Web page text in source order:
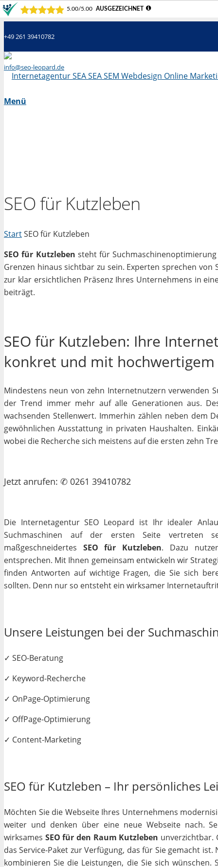
+49 261 39410782
info@seo-leopard.de
Menü
SEO für Kutzleben
StartSEO für Kutzleben
SEO für Kutzleben steht für
Grenzen hinaus sichtbar zu sein. Experten sprechen von
zur klar ersichtlichen Präsenz Ihres Unternehmens in
beiträgt.
SEO für Kutzleben: Ihre
konkret und mit
Mindestens neun von zehn Internetnutzern verwenden
der Trend immer mehr auf alle Generationen aus.
wachsenden Stellenwert. Immerhin zählen neben dem
gewöhnlichen Ausstattung in privaten Haushalten.
wobei die Recherche sich meistens auf die ersten zehn
Jetzt anrufen: ✆ 0261 39410782
Die Internetagentur SEO Leopard ist Ihr idealer
Suchmaschinen auf der ersten Seite vertreten
maßgeschneidertes SEO für Kutzleben. Dazu
entsprechen. Mit Ihnen gemeinsam entwickeln wir
finden Antworten auf wichtige Fragen, die Sie sich
sollten. Denn nur so entsteht ein wirksamer
Unsere Leistungen bei der
✓ SEO-Beratung
✓ Keyword-Recherche
✓ OnPage-Optimierung
✓ OffPage-Optimierung
✓ Content-Marketing
SEO für Kutzleben – Ihr persönliches
Möchten Sie die Webseite Ihres Unternehmens
weiter und denken über eine neue Webseite nach.
wirksames SEO für den Raum Kutzleben unverzichtbar.
das Service-Paket zur Verfügung, das für Sie gemacht
kombinieren Sie die Leistungen, die Sie sich wünschen.